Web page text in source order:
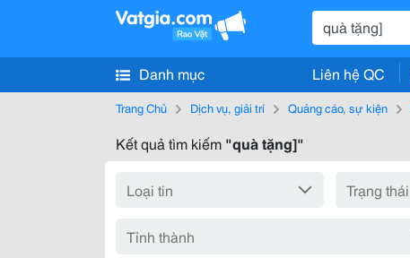
Danh mục Liên hệ QC
Trang Chủ Dịch vụ, giải trí Quảng cáo, sự kiện
Kết quả tìm kiếm "quà tặng]"